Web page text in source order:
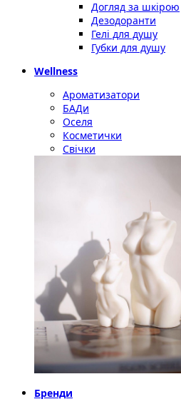
Догляд за шкірою
Дезодоранти
Гелі для душу
Губки для душу
Wellness
Ароматизатори
БАДи
Оселя
Косметички
Свічки
Бренди